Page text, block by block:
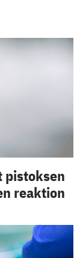
pistoksen
reaktion